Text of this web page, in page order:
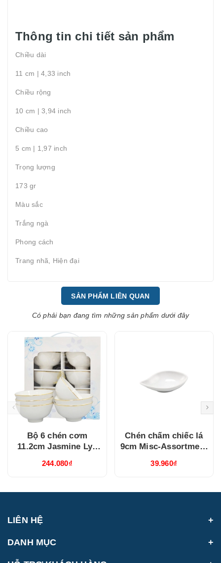
Thông tin chi tiết sản phẩm
Chiều dài
11 cm | 4,33 inch
Chiều rộng
10 cm | 3,94 inch
Chiều cao
5 cm | 1,97 inch
Trọng lượng
173 gr
Màu sắc
Trắng ngà
Phong cách
Trang nhã, Hiện đại
SẢN PHẨM LIÊN QUAN
Có phải bạn đang tìm những sản phẩm dưới đây
Bộ 6 chén cơm
11.2cm Jasmine Lys
(03119901406)
244.080₫
Chén chấm chiếc lá
9cm Misc-Assortment
(640916000)
39.960₫
LIÊN HỆ
DANH MỤC